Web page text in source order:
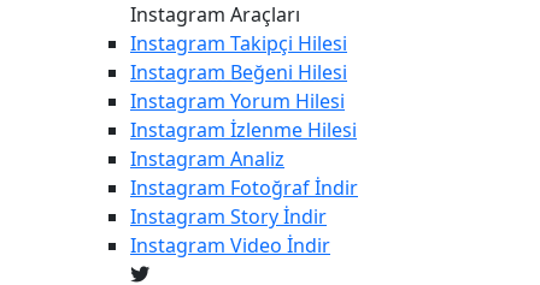
Instagram Araçları
Instagram Takipçi Hilesi
Instagram Beğeni Hilesi
Instagram Yorum Hilesi
Instagram İzlenme Hilesi
Instagram Analiz
Instagram Fotoğraf İndir
Instagram Story İndir
Instagram Video İndir